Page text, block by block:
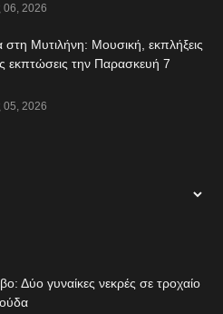
06, 2026
Μυτιλήνη: Μουσική, εκπλήξεις
εκπτώσεις την Παρασκευή 7
05, 2026
Δύο γυναίκες νεκρές σε τροχαίο